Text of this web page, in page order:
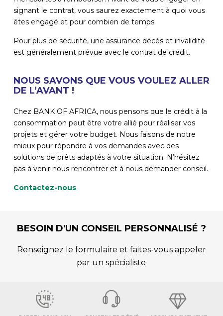
signant le contrat, vous saurez exactement à quoi vous
êtes engagé et pour combien de temps.
Pour plus de sécurité, une assurance décès et invalidité
est généralement prévue avec le contrat de crédit.
NOUS SAVONS QUE VOUS VOULEZ ALLER
DE L’AVANT !
Chez BANK OF AFRICA, nous pensons que le crédit à la
consommation peut être votre allié pour réaliser vos
projets et gérer votre budget. Nous faisons de notre
mieux pour répondre à vos demandes avec des
solutions de prêts adaptés à votre situation. N’hésitez
pas à venir nous rencontrer et à nous demander conseil.
Contactez-nous
BESOIN D'UN CONSEIL PERSONNALISÉ ?
Renseignez le formulaire et faites-vous appeler
par un spécialiste